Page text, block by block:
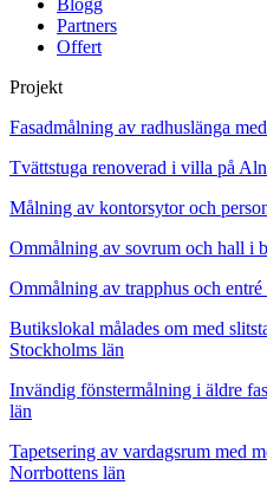
Blogg
Partners
Offert
Projekt
Fasadmålning av radhuslänga
Tvättstuga renoverad i villa på
Målning av kontorsytor och
Ommålning av sovrum och hall i
Ommålning av trapphus och
Butikslokal målades om med
Stockholms län
Invändig fönstermålning i äldre
län
Tapetsering av vardagsrum med
Norrbottens län